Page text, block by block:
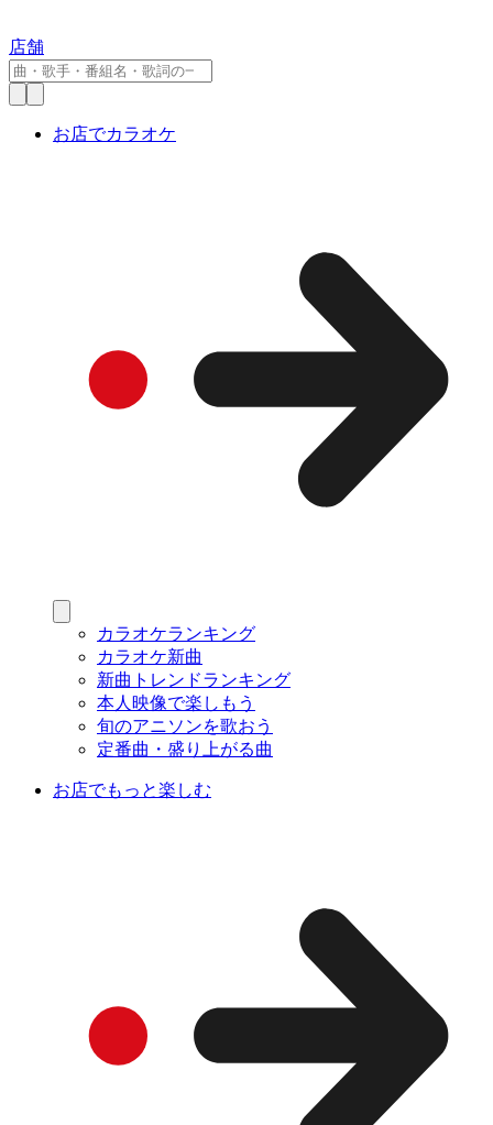
店舗
お店でカラオケ
カラオケランキング
カラオケ新曲
新曲トレンドランキング
本人映像で楽しもう
旬のアニソンを歌おう
定番曲・盛り上がる曲
お店でもっと楽しむ